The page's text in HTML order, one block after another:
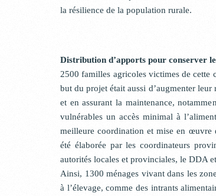
la résilience de la population rurale.
Distribution d’apports pour conserver
2500 familles agricoles victimes de cette
but du projet était aussi d’augmenter
et en assurant la maintenance,
vulnérables un accès minimal à
meilleure coordination et mise en œuvre
été élaborée par les coordinateurs
autorités locales et provinciales, le DDA
Ainsi, 1300 ménages vivant dans les
à l’élevage, comme des intrants